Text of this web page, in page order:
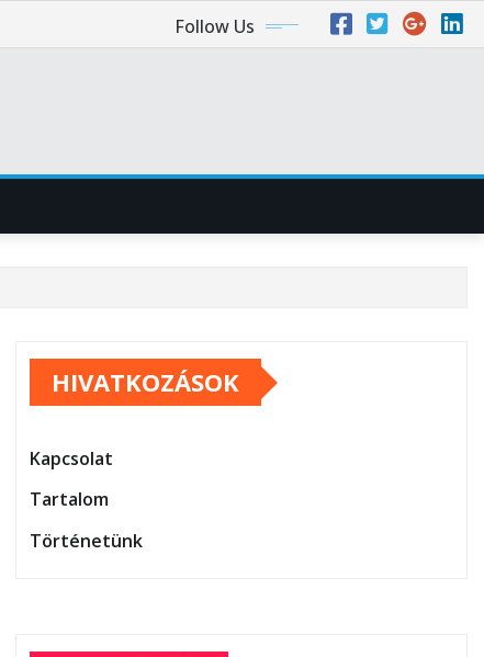
Follow Us
HIVATKOZÁSOK
Kapcsolat
Tartalom
Történetünk